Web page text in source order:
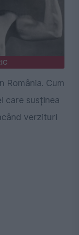
România. Cum
care susținea
verzituri